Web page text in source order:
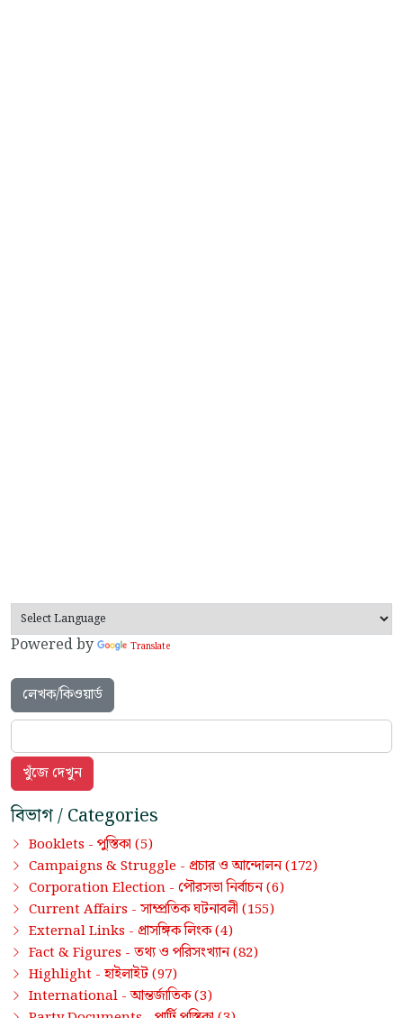
Powered by Translate
লেখক/কিওয়ার্ড
বিভাগ / Categories
Booklets - পুস্তিকা (5)
Campaigns & Struggle - প্রচার ও আন্দোলন(172)
Corporation Election - পৌরসভা নির্বাচন(6)
Current Affairs - সাম্প্রতিক ঘটনাবলী (155)
External Links - প্রাসঙ্গিক লিংক(4)
Fact & Figures - তথ্য ও পরিসংখ্যান(82)
Highlight -হাইলাইট(97)
International -আন্তর্জাতিক(3)